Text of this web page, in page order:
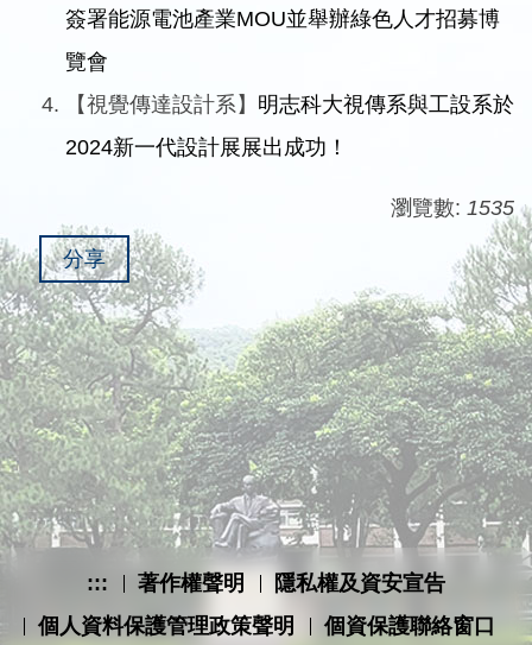
簽署能源電池產業MOU並舉辦綠色人才招募博
覽會
【視覺傳達設計系】 明志科大視傳系與工設系於
2024新一代設計展展出成功！
瀏覽數: 1535
分享
::: 著作權聲明
隱私權及資安宣告
個人資料保護管理政策聲明
個資保護聯絡窗口